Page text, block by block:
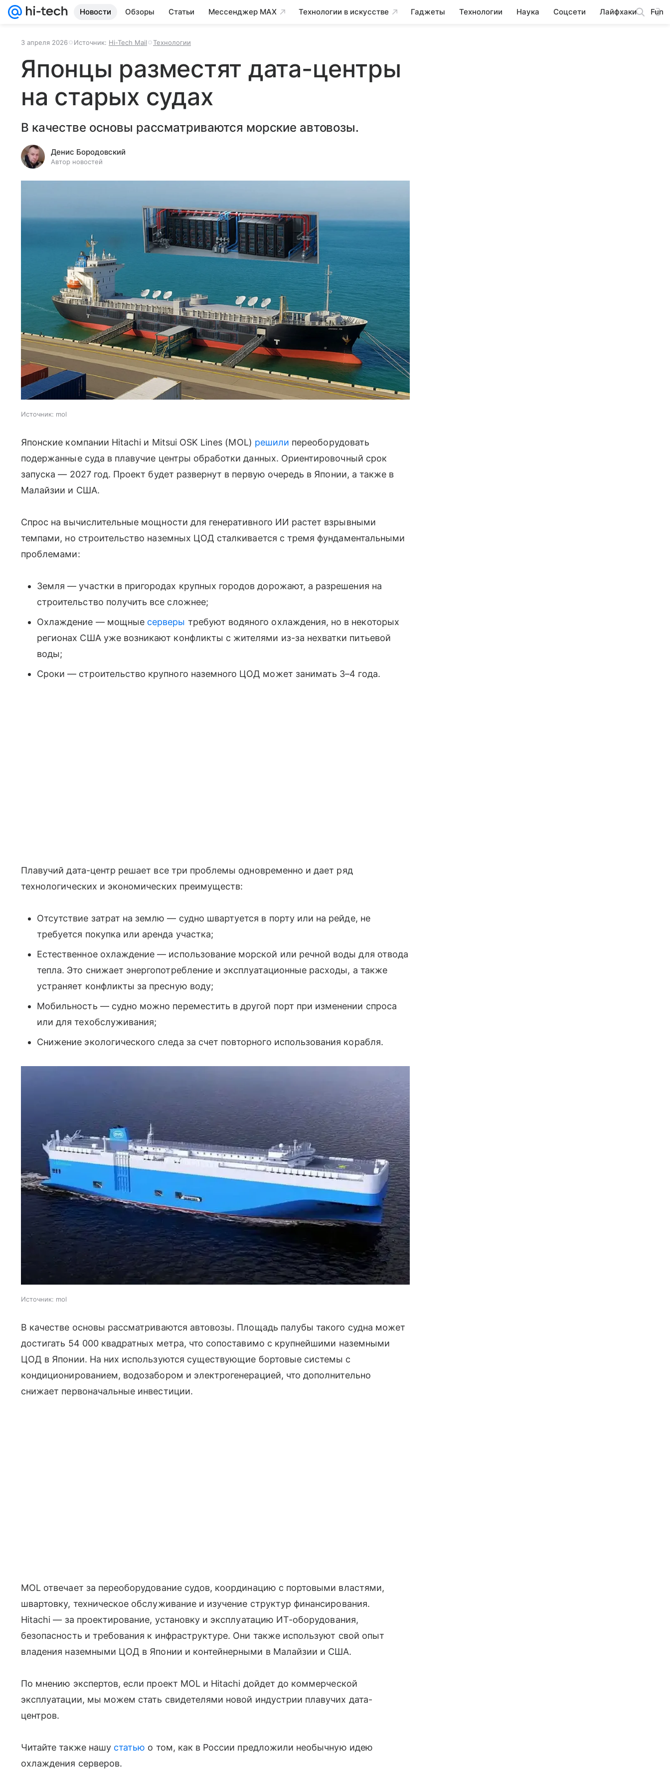
Новости Обзоры Статьи Мессенджер MAX Технологии в искусстве Гаджеты Технологии Наука Соцсети Лайфхаки Fun
3 апреля 2026 Источник: Hi-Tech Mail Технологии
Японцы разместят дата-центры
на старых судах
В качестве основы рассматриваются морские автовозы.
Денис Бородовский
Автор новостей
Источник: mol
Японские компании Hitachi и Mitsui OSK Lines (MOL) решили переоборудовать
подержанные суда в плавучие центры обработки данных. Ориентировочный срок
запуска — 2027 год. Проект будет развернут в первую очередь в Японии, а также в
Малайзии и США.
Спрос на вычислительные мощности для генеративного ИИ растет взрывными
темпами, но строительство наземных ЦОД сталкивается с тремя фундаментальными
проблемами:
Земля — участки в пригородах крупных городов дорожают, а разрешения на
строительство получить все сложнее;
Охлаждение — мощные серверы требуют водяного охлаждения, но в некоторых
регионах США уже возникают конфликты с жителями из-за нехватки питьевой
воды;
Сроки — строительство крупного наземного ЦОД может занимать 3–4 года.
Плавучий дата-центр решает все три проблемы одновременно и дает ряд
технологических и экономических преимуществ:
Отсутствие затрат на землю — судно швартуется в порту или на рейде, не
требуется покупка или аренда участка;
Естественное охлаждение — использование морской или речной воды для отвода
тепла. Это снижает энергопотребление и эксплуатационные расходы, а также
устраняет конфликты за пресную воду;
Мобильность — судно можно переместить в другой порт при изменении спроса
или для техобслуживания;
Снижение экологического следа за счет повторного использования корабля.
Источник: mol
В качестве основы рассматриваются автовозы. Площадь палубы такого судна может
достигать 54 000 квадратных метра, что сопоставимо с крупнейшими наземными
ЦОД в Японии. На них используются существующие бортовые системы с
кондиционированием, водозабором и электрогенерацией, что дополнительно
снижает первоначальные инвестиции.
MOL отвечает за переоборудование судов, координацию с портовыми властями,
швартовку, техническое обслуживание и изучение структур финансирования.
Hitachi — за проектирование, установку и эксплуатацию ИТ-оборудования,
безопасность и требования к инфраструктуре. Они также используют свой опыт
владения наземными ЦОД в Японии и контейнерными в Малайзии и США.
По мнению экспертов, если проект MOL и Hitachi дойдет до коммерческой
эксплуатации, мы можем стать свидетелями новой индустрии плавучих дата-
центров.
Читайте также нашу статью о том, как в России предложили необычную идею
охлаждения серверов.